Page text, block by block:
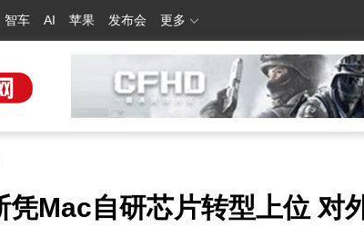
智车 AI 苹果 发布会 更多
凭Mac自研芯片转型上位 对